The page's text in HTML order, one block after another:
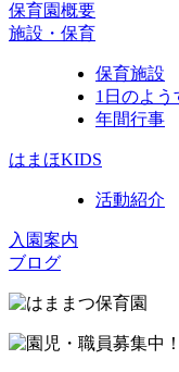
保育園概要
施設・保育
保育施設
1日のよう
年間行事
はまほKIDS
活動紹介
入園案内
ブログ